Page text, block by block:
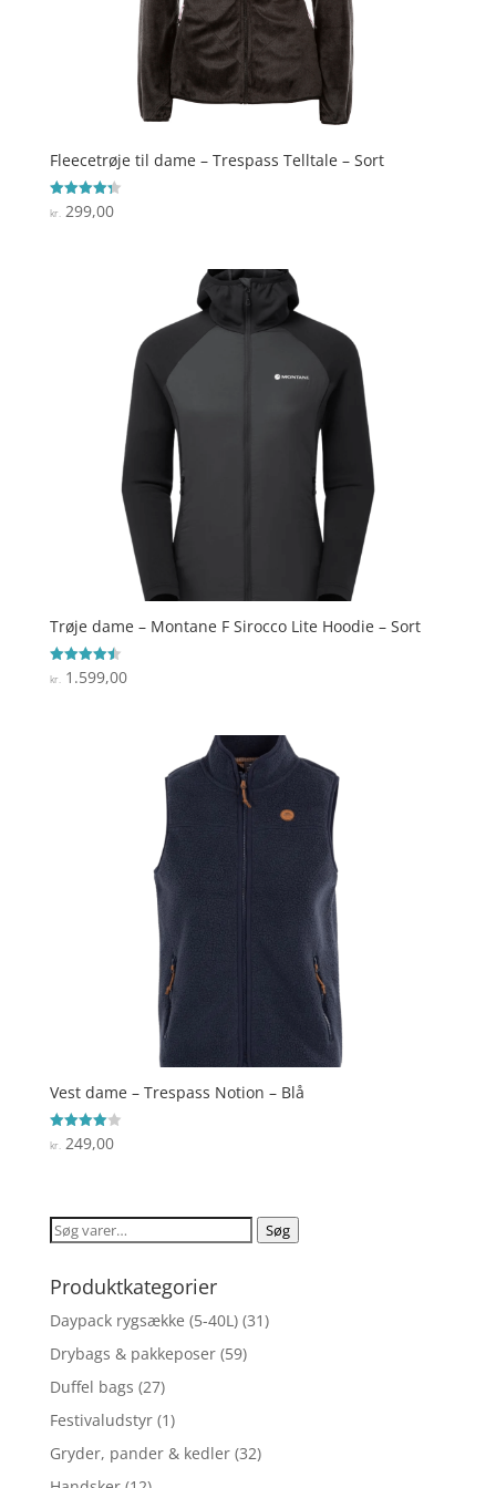
Fleecetrøje til dame – Trespass Telltale – Sort
Vurderet
4.3
kr.299,00
Trøje dame – Montane F Sirocco Lite Hoodie – Sort
Vurderet
4.5
kr. 1.599,00
Vest dame – Trespass Notion – Blå
Vurderet
4
kr. 249,00
Søg
Søg
Produktkategorier
Daypack rygsække (5-40L) (31)
Drybags & pakkeposer (59)
Duffel bags (27)
Festivaludstyr (1)
Gryder, pander & kedler (32)